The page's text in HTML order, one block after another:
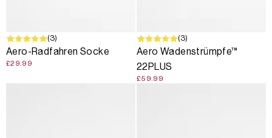
(3)
Aero-Radfahren Socke
£29.99
(3)
Aero Wadenstrümpfe™
22PLUS
£59.99